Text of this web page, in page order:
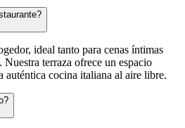
ideal tanto para cenas íntimas
terraza ofrece un espacio
auténtica cocina italiana al aire libre.